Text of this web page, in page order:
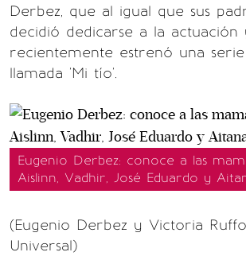
Derbez, que al igual que sus
decidió dedicarse a la actuación
recientemente estrenó una
llamada 'Mi tío'.
Eugenio Derbez: conoce a las
Aislinn, Vadhir, José Eduardo y
(Eugenio Derbez y Victoria
Universal)